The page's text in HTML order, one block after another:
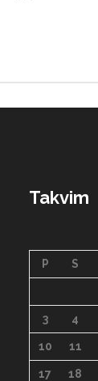
Takvim
P
S
3 4
10 11
17 18